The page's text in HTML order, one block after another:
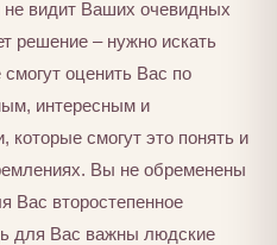
видит Ваших очевидных
решение – нужно искать
оценить Вас по
интересным и
смогут это понять и
Вы не обременены
Вас второстепенное
для Вас важны людские